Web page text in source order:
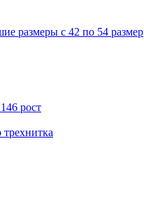
размеры с 42 по 54 размер
рост